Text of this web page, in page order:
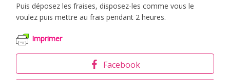
Puis déposez les fraises, disposez-les comme vous le
voulez puis mettre au frais pendant 2 heures.
Imprimer
Facebook